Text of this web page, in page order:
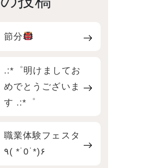
節分
.:*゜明けましてお
めでとうございま
す .:*゜
職業体験フェスタ
٩( *˙0˙*)۶